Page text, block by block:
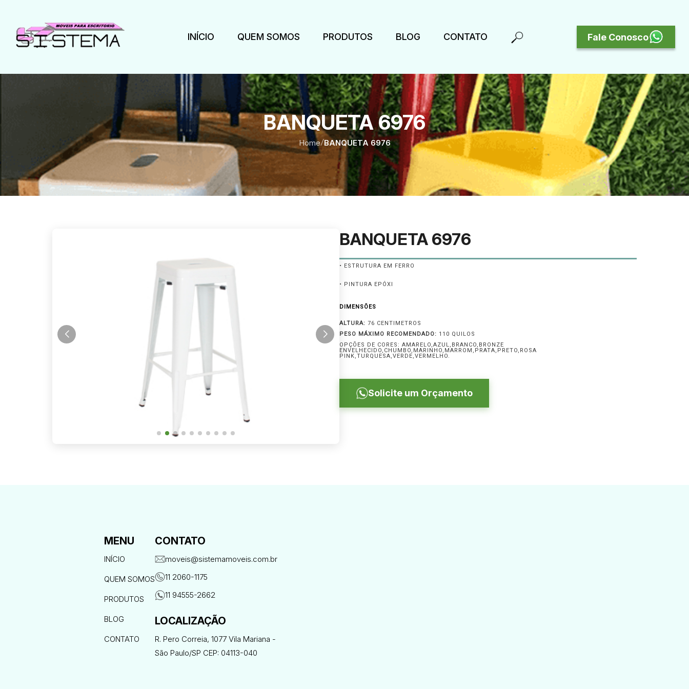
INÍCIO QUEM SOMOS PRODUTOS BLOG CONTATO Fale Conosco
BANQUETA 6976
Home/BANQUETA 6976
BANQUETA 6976
• ESTRUTURA EM FERRO
• PINTURA EPÓXI
DIMENSÕES
ALTURA: 76 CENTIMETROS
PESO MÁXIMO RECOMENDADO: 110 QUILOS
OPÇÕES DE CORES: AMARELO,AZUL,BRANCO,BRONZE
ENVELHECIDO,CHUMBO,MARINHO,MARROM,PRATA,PRETO,ROSA
PINK,TURQUESA,VERDE,VERMELHO.
Solicite um Orçamento
MENU
INÍCIO
QUEM SOMOS
PRODUTOS
BLOG
CONTATO
CONTATO
moveis@sistemamoveis.com.br
11 2060-1175
11 94555-2662
LOCALIZAÇÃO
R. Pero Correia, 1077 Vila Mariana -
São Paulo/SP CEP: 04113-040